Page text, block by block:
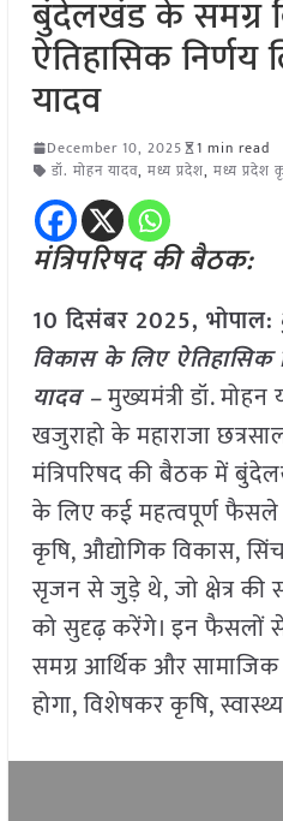
बुंदेलखंड के समग्र
ऐतिहासिक निर्णय
यादव
December 10, 2025
1 min read
डॉ. मोहन यादव, मध्य प्रदेश, मध्य प्रदेश
मंत्रिपरिषद की बैठक:
10 दिसंबर 2025, भोपाल:
विकास के लिए ऐतिहासिक
यादव –मुख्यमंत्री डॉ. मोहन
खजुराहो के महाराजा
मंत्रिपरिषद की बैठक में
के लिए कई महत्वपूर्ण
कृषि, औद्योगिक विकास,
सृजन से जुड़े थे, जो क्षेत्र की
को सुदृढ़ करेंगे। इन फैसलों
समग्र आर्थिक और सामाजिक
होगा, विशेषकर कृषि,